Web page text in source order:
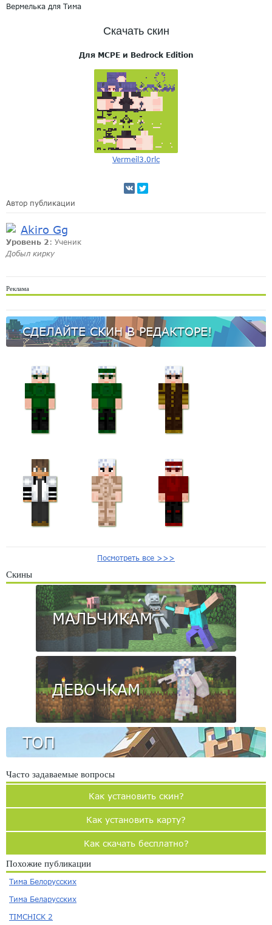
Вермелька для Тима
Скачать скин
Для MCPE и Bedrock Edition
Vermeil3.0rlc
Автор публикации
Akiro Gg
Уровень 2 : Ученик
Добыл кирку
Реклама
СДЕЛАЙТЕ СКИН В РЕДАКТОРЕ!
Посмотреть все >>>
Скины
МАЛЬЧИКАМ
ДЕВОЧКАМ
ТОП
Часто задаваемые вопросы
Как установить скин?
Как установить карту?
Как скачать бесплатно?
Похожие публикации
Тима Белорусских
Тима Беларусских
TIMCHICK 2